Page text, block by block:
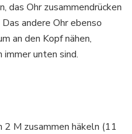
das Ohr zusammendrücken
andere Ohr ebenso
an den Kopf nähen,
unten sind.
2 M zusammen häkeln (11